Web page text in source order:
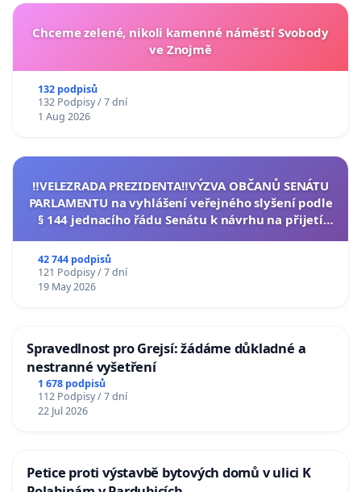
Chceme zelené, nikoli kamenné náměstí Svobody
ve Znojmě
132 podpisů
132 Podpisy / 7 dní
1 Aug 2026
‼️VELEZRADA PREZIDENTA‼️VÝZVA OBČANŮ SENÁTU
PARLAMENTU na vyhlášení veřejného slyšení podle
§ 144 jednacího řádu Senátu k návrhu na přijetí
42 744 podpisů
121 Podpisy / 7 dní
19 May 2026
Spravedlnost pro Grejsí: žádáme důkladné a
nestranné vyšetření
1 678 podpisů
112 Podpisy / 7 dní
22 Jul 2026
Petice proti výstavbě bytových domů v ulici K